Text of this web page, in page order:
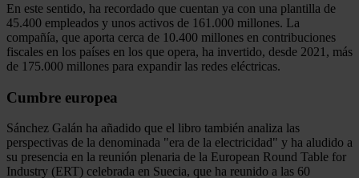
En este sentido, ha recordado que cuentan ya con una plantilla de
45.400 empleados y unos activos de 161.000 millones. La
compañía, que aporta cerca de 10.400 millones en contribuciones
fiscales en los países en los que opera, ha invertido, desde 2021, más
de 175.000 millones para expandir las redes eléctricas.
Cumbre europea
Sánchez Galán ha añadido que el libro también analiza las
perspectivas de la denominada "era de la electricidad" y ha aludido a
su presencia en la reunión plenaria de la European Round Table for
Industry (ERT) celebrada en Suecia, que ha reunido a las 60